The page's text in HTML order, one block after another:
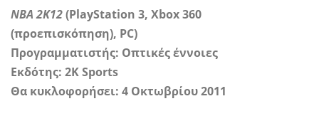
ΝΒΑ 2Κ12(PlayStation 3, Xbox 360
(προεπισκόπηση), PC)
Προγραμματιστής: Οπτικές έννοιες
Εκδότης: 2K Sports
Θα κυκλοφορήσει: 4 Οκτωβρίου 2011